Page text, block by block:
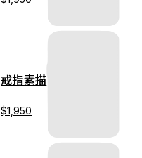
戒指素描
$1,950